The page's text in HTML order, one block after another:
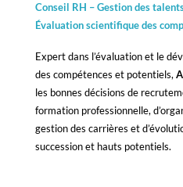
Conseil RH – Gestion des
Évaluation scientifique des
Expert dans l’évaluation et le
des compétences et potentiels,
les bonnes décisions de
formation professionnelle,
gestion des carrières et
succession et hauts potentiels.